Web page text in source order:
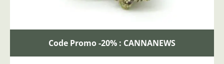
Code Promo -20% : CANNANEWS